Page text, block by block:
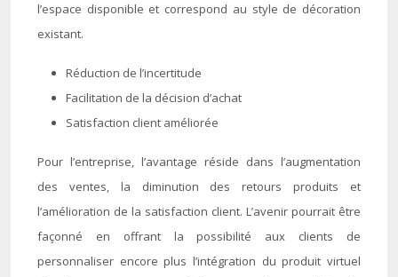
l’espace disponible et correspond au style de décoration
existant.
Réduction de l’incertitude
Facilitation de la décision d’achat
Satisfaction client améliorée
Pour l’entreprise, l’avantage réside dans l’augmentation
des ventes, la diminution des retours produits et
l’amélioration de la satisfaction client. L’avenir pourrait être
façonné en offrant la possibilité aux clients de
personnaliser encore plus l’intégration du produit virtuel